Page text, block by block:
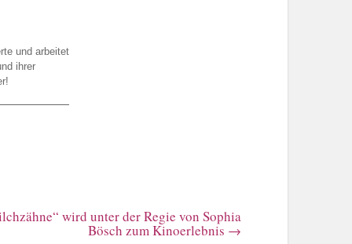
und arbeitet
ihrer
wird unter der Regie von Sophia
Bösch zum Kinoerlebnis →